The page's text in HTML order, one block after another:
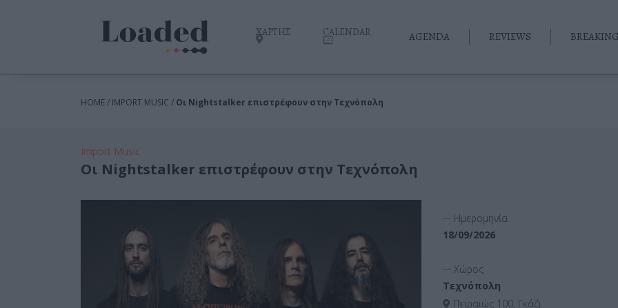
ΧΑΡΤΗΣ CALENDAR AGENDA REVIEWS BREAKING
HOME / IMPORT MUSIC / Οι Nightstalker επιστρέφουν στην Τεχνόπολη
Import Music
Οι Nightstalker επιστρέφουν στην Τεχνόπολη
Ημερομηνία
18/09/2026
Χώρος
Τεχνόπολη
Πειραιώς 100, Γκάζι